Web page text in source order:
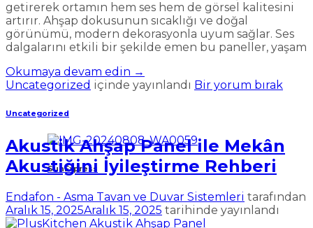
SunExpress
getirerek ortamın hem ses hem de görsel kalitesini
artırır. Ahşap dokusunun sıcaklığı ve doğal
görünümü, modern dekorasyonla uyum sağlar. Ses
dalgalarını etkili bir şekilde emen bu paneller, yaşam
Okumaya devam edin →
Uncategorized içinde yayınlandı Bir yorum bırak
Uncategorized
Akustik Ahşap Panel ile Mekân
Akustiğini İyileştirme Rehberi
Endafon - Asma Tavan ve Duvar Sistemleri tarafından
Aralık 15, 2025Aralık 15, 2025 tarihinde yayınlandı